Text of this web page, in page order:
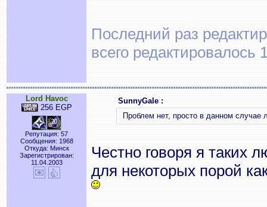
Последний раз
всего редактировалось
Lord Havoc
256 EGP
Репутация: 57
Сообщения: 1968
Откуда: Минск
Зарегистрирован:
11.04.2003
SunnyGale :
Проблем нет, просто в данном случае
Честно говоря я таких
для некоторых порой